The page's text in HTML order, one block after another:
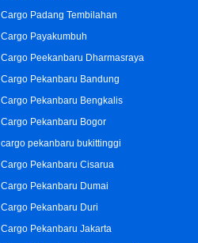
Cargo Padang Tembilahan
Cargo Payakumbuh
Cargo Peekanbaru Dharmasraya
Cargo Pekanbaru Bandung
Cargo Pekanbaru Bengkalis
Cargo Pekanbaru Bogor
cargo pekanbaru bukittinggi
Cargo Pekanbaru Cisarua
Cargo Pekanbaru Dumai
Cargo Pekanbaru Duri
Cargo Pekanbaru Jakarta